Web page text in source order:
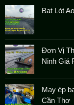
Bạt Lót
Đơn Vị
Ninh Giá
May ép
Cần Thơ